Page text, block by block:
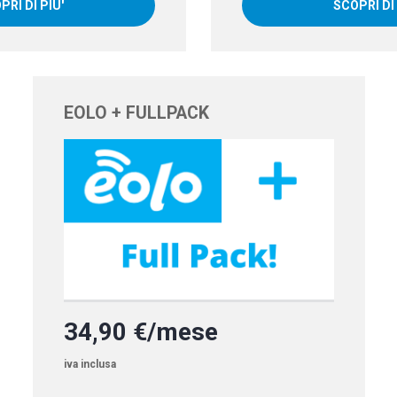
DI PIU' SCOPRI
EOLO + FULLPACK
34,90 €/mese
iva inclusa